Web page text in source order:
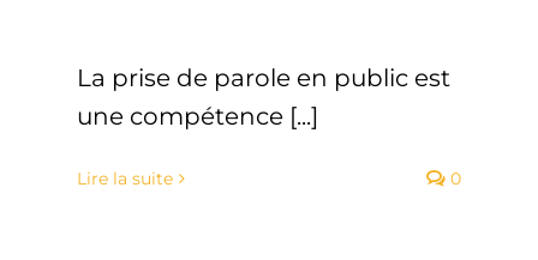
La prise de parole en public est
une compétence [...]
Lire la suite 0